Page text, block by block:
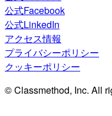
公式Facebook
公式LinkedIn
アクセス情報
プライバシーポリシー
クッキーポリシー
© Classmethod, Inc. All